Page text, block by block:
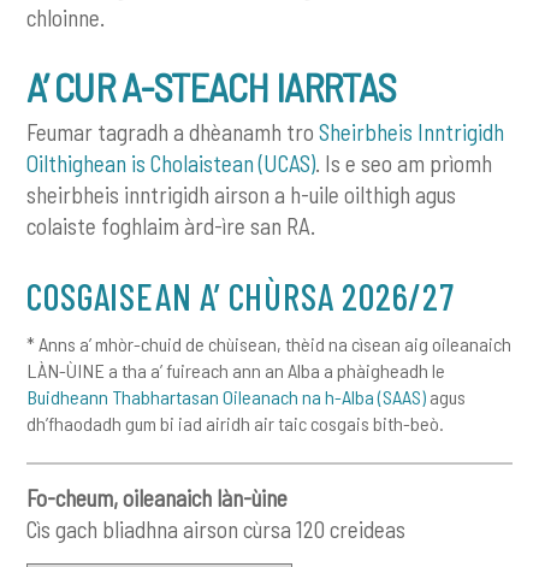
chloinne.
A’ CUR A-STEACH IARRTAS
Feumar tagradh a dhèanamh troSheirbheis Inntrigidh
Oilthighean is Cholaistean (UCAS). Is e seo am prìomh
sheirbheis inntrigidh airson a h-uile oilthigh agus
colaiste foghlaim àrd-ìre san RA.
COSGAISEAN A’ CHÙRSA 2026/27
* Anns a’ mhòr-chuid de chùisean, thèid na cìsean aig oileanaich
LÀN-ÙINE a tha a’ fuireach ann an Alba a phàigheadh le
Buidheann Thabhartasan Oileanach na h-Alba (SAAS) agus
dh’fhaodadh gum bi iad airidh air taic cosgais bith-beò.
Fo-cheum, oileanaich làn-ùine
Cìs gach bliadhna airson cùrsa 120 creideas